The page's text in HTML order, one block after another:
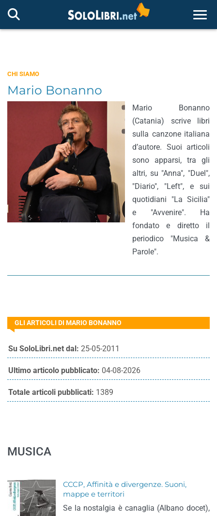
CHI SIAMO
Mario Bonanno
Mario Bonanno
(Catania) scrive libri
sulla canzone italiana
d’autore. Suoi articoli
sono apparsi, tra gli
altri, su "Anna", "Duel",
"Diario", "Left", e sui
quotidiani "La Sicilia"
e "Avvenire". Ha
fondato e diretto il
periodico "Musica &
Parole".
GLI ARTICOLI DI MARIO BONANNO
Su SoloLibri.net dal: 25-05-2011
Ultimo articolo pubblicato: 04-08-2026
Totale articoli pubblicati: 1389
MUSICA
CCCP, Affinità e divergenze. Suoni,
mappe e territori
Se la nostalgia è canaglia (Albano docet),